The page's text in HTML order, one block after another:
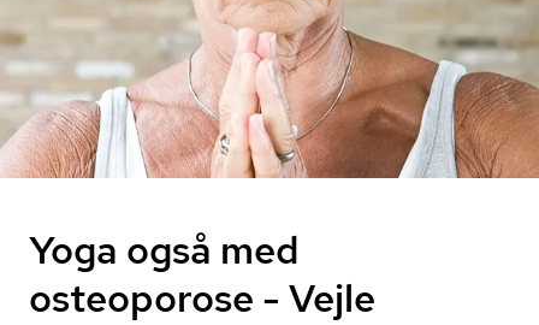
Yoga også med
osteoporose - Vejle